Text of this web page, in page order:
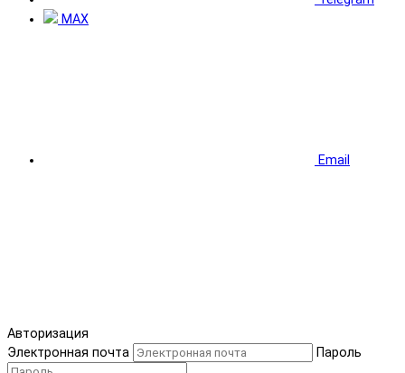
MAX
Email
Авторизация
Электронная почта
Пароль